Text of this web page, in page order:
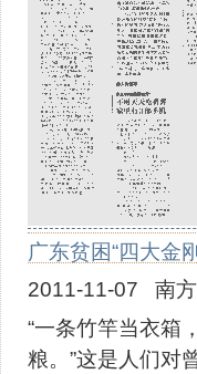
广东贫困“四大金
2011-11-07 南
“一条竹竿当衣箱
粮。”这是人们对